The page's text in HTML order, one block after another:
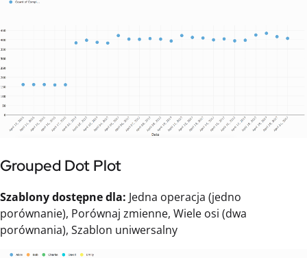
Grouped Dot Plot
Szablony dostępne dla: Jedna operacja (jedno
porównanie), Porównaj zmienne, Wiele osi (dwa
porównania), Szablon uniwersalny